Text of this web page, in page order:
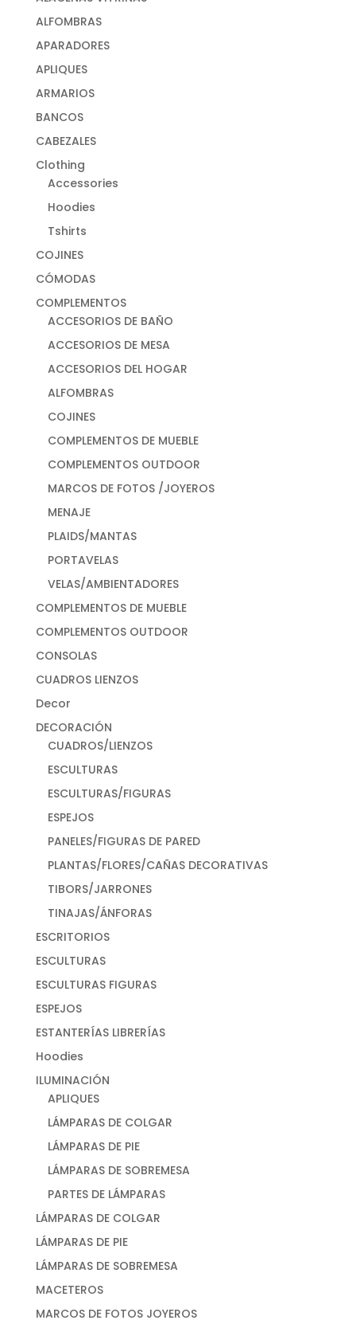
ALFOMBRAS
APARADORES
APLIQUES
ARMARIOS
BANCOS
CABEZALES
Clothing
Accessories
Hoodies
Tshirts
COJINES
CÓMODAS
COMPLEMENTOS
ACCESORIOS DE BAÑO
ACCESORIOS DE MESA
ACCESORIOS DEL HOGAR
ALFOMBRAS
COJINES
COMPLEMENTOS DE MUEBLE
COMPLEMENTOS OUTDOOR
MARCOS DE FOTOS /JOYEROS
MENAJE
PLAIDS/MANTAS
PORTAVELAS
VELAS/AMBIENTADORES
COMPLEMENTOS DE MUEBLE
COMPLEMENTOS OUTDOOR
CONSOLAS
CUADROS LIENZOS
Decor
DECORACIÓN
CUADROS/LIENZOS
ESCULTURAS
ESCULTURAS/FIGURAS
ESPEJOS
PANELES/FIGURAS DE PARED
PLANTAS/FLORES/CAÑAS DECORATIVAS
TIBORS/JARRONES
TINAJAS/ÁNFORAS
ESCRITORIOS
ESCULTURAS
ESCULTURAS FIGURAS
ESPEJOS
ESTANTERÍAS LIBRERÍAS
Hoodies
ILUMINACIÓN
APLIQUES
LÁMPARAS DE COLGAR
LÁMPARAS DE PIE
LÁMPARAS DE SOBREMESA
PARTES DE LÁMPARAS
LÁMPARAS DE COLGAR
LÁMPARAS DE PIE
LÁMPARAS DE SOBREMESA
MACETEROS
MARCOS DE FOTOS JOYEROS